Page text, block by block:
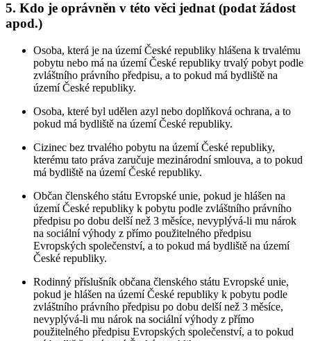
5. Kdo je oprávněn v této věci jednat (podat žádost
apod.)
Osoba, která je na území České republiky hlášena k trvalému
pobytu nebo má na území České republiky trvalý pobyt podle
zvláštního právního předpisu, a to pokud má bydliště na
území České republiky.
Osoba, které byl udělen azyl nebo doplňková ochrana, a to
pokud má bydliště na území České republiky.
Cizinec bez trvalého pobytu na území České republiky,
kterému tato práva zaručuje mezinárodní smlouva, a to pokud
má bydliště na území České republiky.
Občan členského státu Evropské unie, pokud je hlášen na
území České republiky k pobytu podle zvláštního právního
předpisu po dobu delší než 3 měsíce, nevyplývá-li mu nárok
na sociální výhody z přímo použitelného předpisu
Evropských společenství, a to pokud má bydliště na území
České republiky.
Rodinný příslušník občana členského státu Evropské unie,
pokud je hlášen na území České republiky k pobytu podle
zvláštního právního předpisu po dobu delší než 3 měsíce,
nevyplývá-li mu nárok na sociální výhody z přímo
použitelného předpisu Evropských společenství, a to pokud